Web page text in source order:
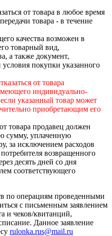
от товара в любое время
товара - в течение
качества возможен в
товарный вид,
а также документ,
покупки указанного
от товара
индивидуально-
указанный товар может
приобретающим его
товара продавец должен
сумму, уплаченную
за исключением расходов
возвращенного
десять дней со дня
соответствующего
по операциям проведенными
с письменным заявлением
и чеков/квитанций,
Данное заявление
rulonka.rus@mail.ru